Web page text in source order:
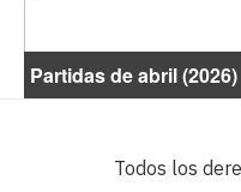
Partidas de abril (2026)
Todos los